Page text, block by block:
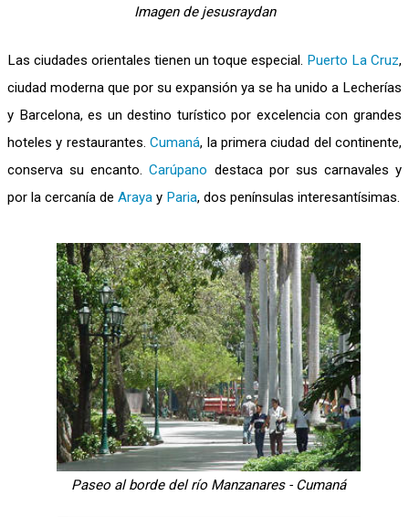
Imagen de jesusraydan
Las ciudades orientales tienen un toque especial. Puerto La Cruz,
ciudad moderna que por su expansión ya se ha unido a Lecherías
y Barcelona, es un destino turístico por excelencia con grandes
hoteles y restaurantes.Cumaná, la primera ciudad del continente,
conserva su encanto.Carúpano destaca por sus carnavales y
por la cercanía de Araya y Paria, dos penínsulas interesantísimas.
Paseo al borde del río Manzanares - Cumaná